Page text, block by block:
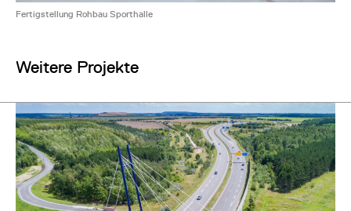
Fertigstellung Rohbau Sporthalle
Weitere Projekte